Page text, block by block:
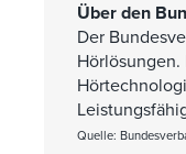
Über den
Der
Quelle: